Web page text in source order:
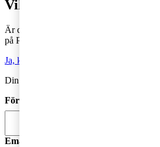
Vill du veta mer?
Är du intresserad av våra tjänster och vill
på PwC?
Ja, kontakta mig
Din kommentar publiceras i anslutning till
Förnamn
Email